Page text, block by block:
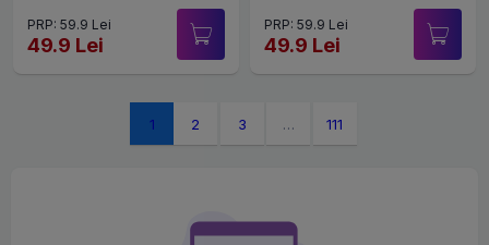
PRP: 59.9 Lei
49.9 Lei
PRP: 59.9 Lei
49.9 Lei
1 2 3 … 111